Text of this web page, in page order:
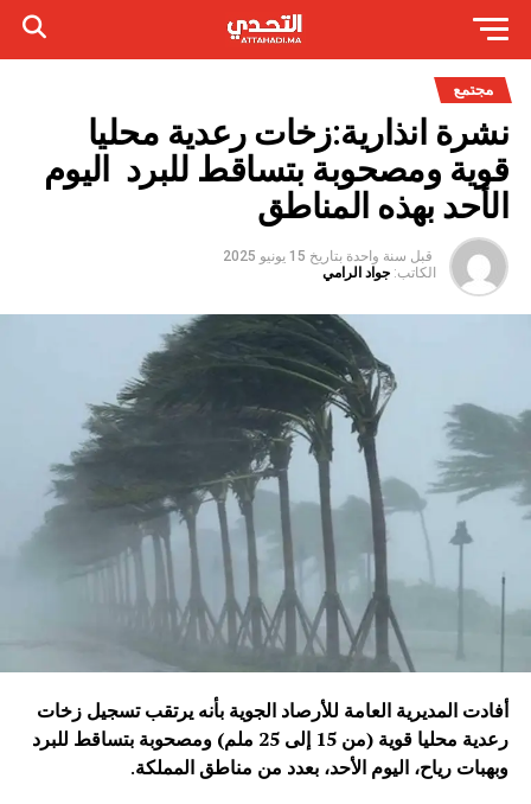
مجتمع
نشرة انذارية:زخات رعدية محليا
قوية ومصحوبة بتساقط للبرد اليوم
الأحد بهذه المناطق
قبل سنة واحدة بتاريخ 15 يونيو 2025
الكاتب: جواد الرامي
أفادت المديرية العامة للأرصاد الجوية بأنه يرتقب تسجيل زخات
رعدية محليا قوية (من 15 إلى 25 ملم) ومصحوبة بتساقط للبرد
وبهبات رياح، اليوم الأحد، بعدد من مناطق المملكة.